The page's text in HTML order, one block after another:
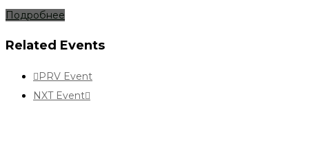
Подробнее
Related Events
PRV Event
NXT Event